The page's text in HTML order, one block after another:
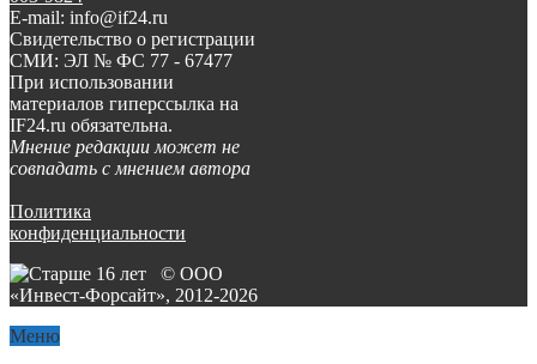
E-mail: info@if24.ru
Свидетельство о регистрации
СМИ: ЭЛ № ФС 77 - 67477
При использовании
материалов гиперссылка на
IF24.ru обязательна.
Мнение редакции может не
совпадать с мнением автора
Политика
конфиденциальности
© ООО
«Инвест-Форсайт», 2012-2026
Меню